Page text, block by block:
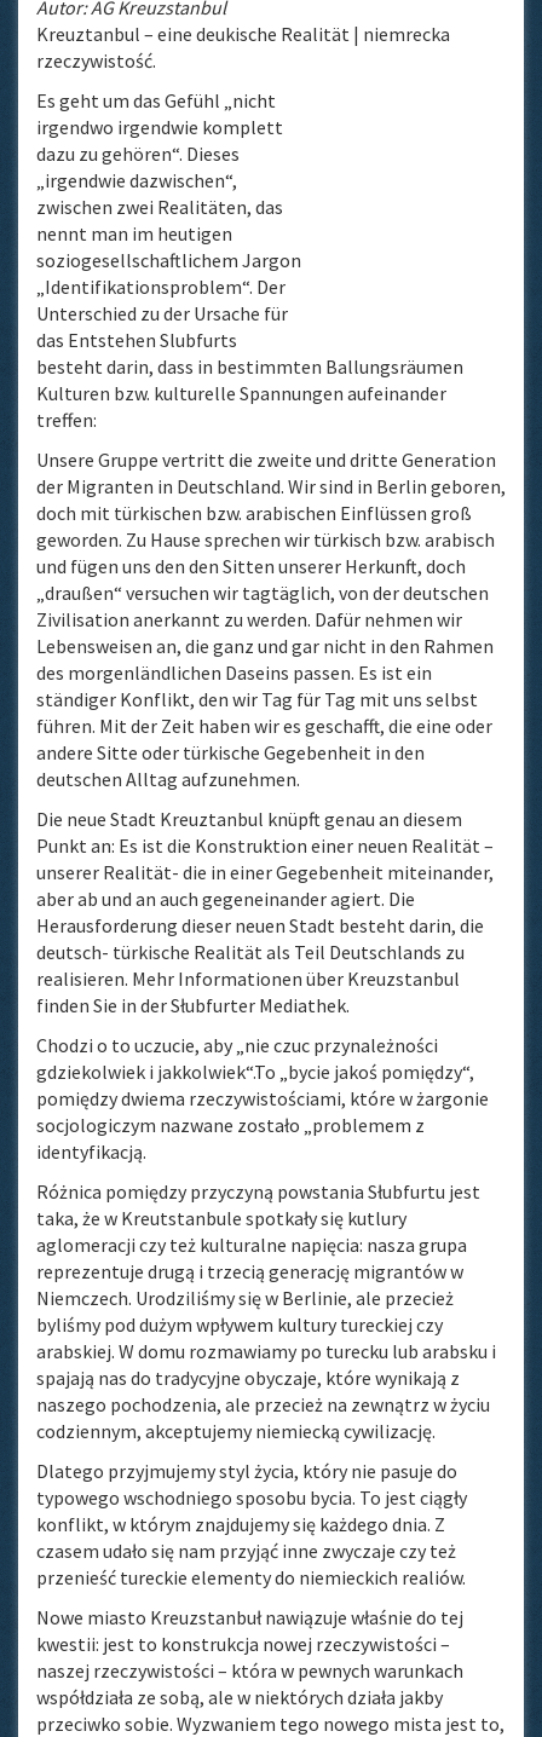
Autor: AG Kreuzstanbul
Kreuztanbul – eine deukische Realität | niemrecka
rzeczywistość.
Es geht um das Gefühl „nicht
irgendwo irgendwie komplett
dazu zu gehören“. Dieses
„irgendwie dazwischen“,
zwischen zwei Realitäten, das
nennt man im heutigen
soziogesellschaftlichem Jargon
„Identifikationsproblem“. Der
Unterschied zu der Ursache für
das Entstehen Slubfurts
besteht darin, dass in bestimmten Ballungsräumen
Kulturen bzw. kulturelle Spannungen aufeinander
treffen:
Unsere Gruppe vertritt die zweite und dritte Generation
der Migranten in Deutschland. Wir sind in Berlin geboren,
doch mit türkischen bzw. arabischen Einflüssen groß
geworden. Zu Hause sprechen wir türkisch bzw. arabisch
und fügen uns den den Sitten unserer Herkunft, doch
„draußen“ versuchen wir tagtäglich, von der deutschen
Zivilisation anerkannt zu werden. Dafür nehmen wir
Lebensweisen an, die ganz und gar nicht in den Rahmen
des morgenländlichen Daseins passen. Es ist ein
ständiger Konflikt, den wir Tag für Tag mit uns selbst
führen. Mit der Zeit haben wir es geschafft, die eine oder
andere Sitte oder türkische Gegebenheit in den
deutschen Alltag aufzunehmen.
Die neue Stadt Kreuztanbul knüpft genau an diesem
Punkt an: Es ist die Konstruktion einer neuen Realität –
unserer Realität- die in einer Gegebenheit miteinander,
aber ab und an auch gegeneinander agiert. Die
Herausforderung dieser neuen Stadt besteht darin, die
deutsch- türkische Realität als Teil Deutschlands zu
realisieren. Mehr Informationen über Kreuzstanbul
finden Sie in der Słubfurter Mediathek.
Chodzi o to uczucie, aby „nie czuc przynależności
gdziekolwiek i jakkolwiek“.To „bycie jakoś pomiędzy“,
pomiędzy dwiema rzeczywistościami, które w żargonie
socjologiczym nazwane zostało „problemem z
identyfikacją.
Różnica pomiędzy przyczyną powstania Słubfurtu jest
taka, że w Kreutstanbule spotkały się kutlury
aglomeracji czy też kulturalne napięcia: nasza grupa
reprezentuje drugą i trzecią generację migrantów w
Niemczech. Urodziliśmy się w Berlinie, ale przecież
byliśmy pod dużym wpływem kultury tureckiej czy
arabskiej. W domu rozmawiamy po turecku lub arabsku i
spajają nas do tradycyjne obyczaje, które wynikają z
naszego pochodzenia, ale przecież na zewnątrz w życiu
codziennym, akceptujemy niemiecką cywilizację.
Dlatego przyjmujemy styl życia, który nie pasuje do
typowego wschodniego sposobu bycia. To jest ciągły
konflikt, w którym znajdujemy się każdego dnia. Z
czasem udało się nam przyjąć inne zwyczaje czy też
przenieść tureckie elementy do niemieckich realiów.
Nowe miasto Kreuzstanbuł nawiązuje właśnie do tej
kwestii: jest to konstrukcja nowej rzeczywistości –
naszej rzeczywistości – która w pewnych warunkach
współdziała ze sobą, ale w niektórych działa jakby
przeciwko sobie. Wyzwaniem tego nowego mista jest to,